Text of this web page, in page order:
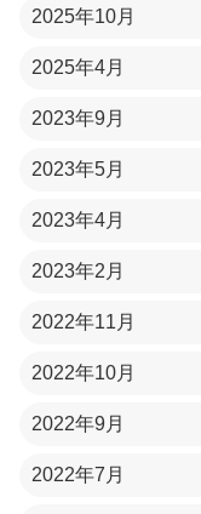
2025年10月
2025年4月
2023年9月
2023年5月
2023年4月
2023年2月
2022年11月
2022年10月
2022年9月
2022年7月